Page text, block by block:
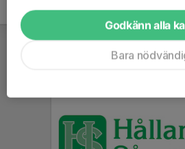
Godkänn alla
Bara